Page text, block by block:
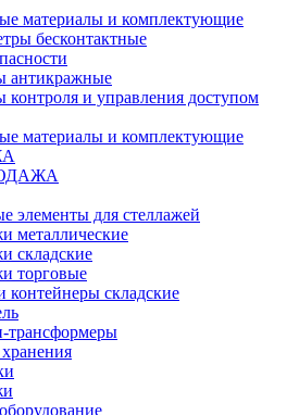
материалы и комплектующие
бесконтактные
антикражные
контроля и управления доступом
материалы и комплектующие
элементы для стеллажей
металлические
складские
торговые
складские
трансформеры